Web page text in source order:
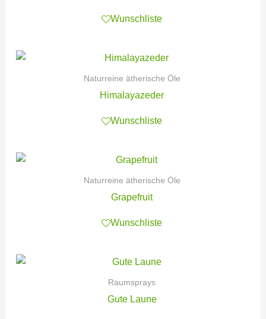
Wunschliste
Naturreine ätherische Öle
Himalayazeder
Wunschliste
Naturreine ätherische Öle
Grapefruit
Wunschliste
Raumsprays
Gute Laune